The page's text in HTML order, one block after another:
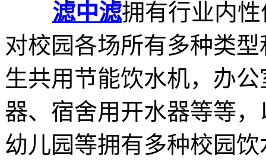
滤中滤拥有行业内
对校园各场所有多种类
生共用节能饮水机，办
器、宿舍用开水器等等
幼儿园等拥有多种校园